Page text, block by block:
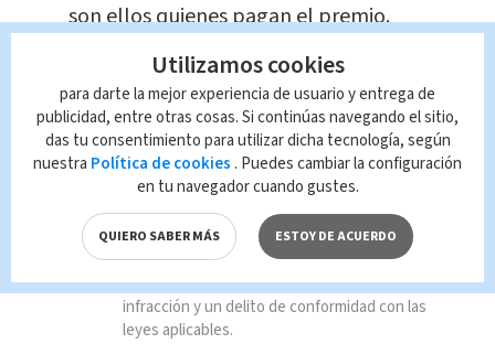
son ellos quienes pagan el premio.
TAGS RELACIONADOS:
Nacional
Queda prohibida la reproducción total o
parcial del contenido de esta página, mismo
que es propiedad de TELEDIARIO; su
reproducción no autorizada constituye una
infracción y un delito de conformidad con las
leyes aplicables.
Utilizamos cookies
para darte la mejor experiencia de usuario y entrega de
publicidad, entre otras cosas. Si continúas navegando el sitio,
das tu consentimiento para utilizar dicha tecnología, según
nuestra Política de cookies . Puedes cambiar la configuración
en tu navegador cuando gustes.
QUIERO SABER MÁS ESTOY DE ACUERDO